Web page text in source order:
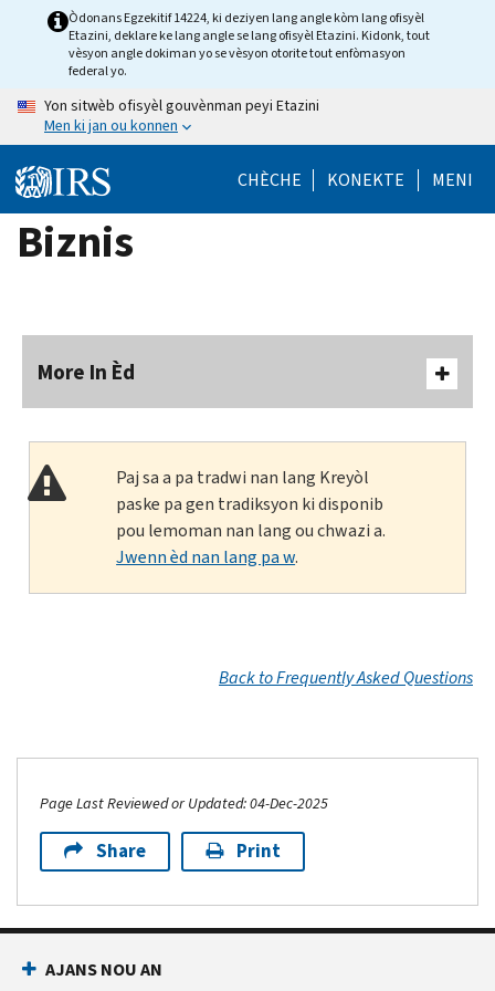
Òdonans Egzekitif 14224, ki deziyen lang angle kòm lang ofisyèl
Etazini, deklare ke lang angle se lang ofisyèl Etazini. Kidonk, tout
vèsyon angle dokiman yo se vèsyon otorite tout enfòmasyon
federal yo.
Yon sitwèb ofisyèl gouvènman peyi Etazini
Men ki jan ou konnen
CHÈCHE KONEKTE MENI
Biznis
More In Èd
Paj sa a pa tradwi nan lang Kreyòl
paske pa gen tradiksyon ki disponib
pou lemoman nan lang ou chwazi a.
Jwenn èd nan lang pa w.
Back to Frequently Asked Questions
Page Last Reviewed or Updated: 04-Dec-2025
Share Print
AJANS NOU AN